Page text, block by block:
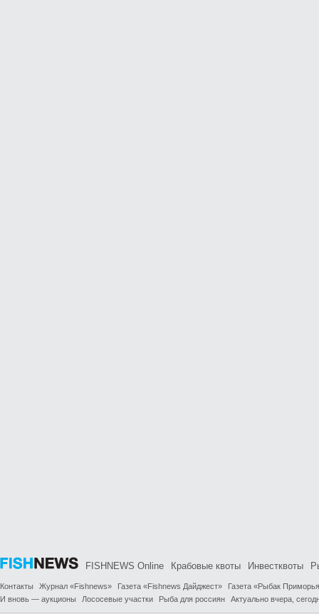
FISHNEWS Online Крабовые квоты Инвестквоты
Контакты Журнал «Fishnews» Газета «Fishnews Дайджест»
Газета «Рыбак
И вновь — аукционы
Лососевые участки Рыба для россиян Актуально вчера,